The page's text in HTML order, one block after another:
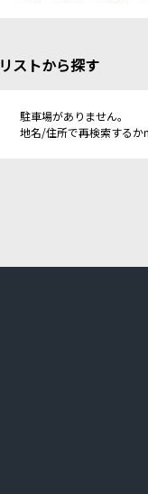
リストから探す
駐車場がありません。
地名/住所で再検索するか